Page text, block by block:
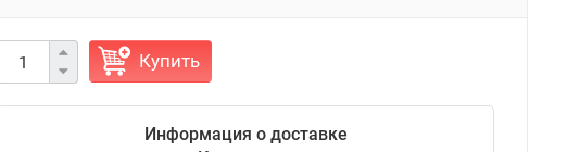
Купить
Информация о доставке